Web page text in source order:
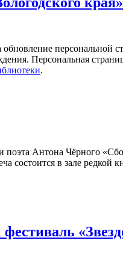
Персональная
.
поэта Антона Чёрного
состоится в зале редкой